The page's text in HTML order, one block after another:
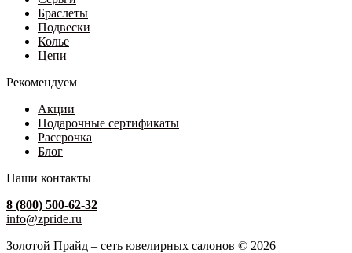
Браслеты
Подвески
Колье
Цепи
Рекомендуем
Акции
Подарочные сертификаты
Рассрочка
Блог
Наши контакты
8 (800) 500-62-32
info@zpride.ru
Золотой Прайд – сеть ювелирных салонов © 2026